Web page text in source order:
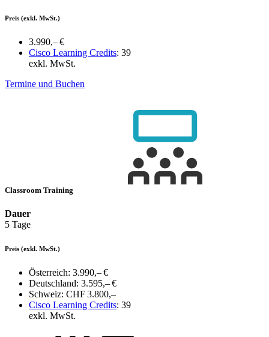
Preis (exkl. MwSt.)
3.990,– €
Cisco Learning Credits: 39
exkl. MwSt.
Termine und Buchen
Classroom Training
Dauer
5 Tage
Preis (exkl. MwSt.)
Österreich: 3.990,– €
Deutschland: 3.595,– €
Schweiz: CHF 3.800,–
Cisco Learning Credits: 39
exkl. MwSt.